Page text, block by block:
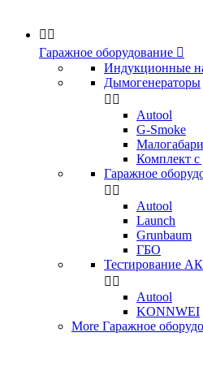
 
Гаражное оборудование 
Индукционные
Дымогенераторы
 
Аutool
G-Smoke
Комплект
Гаражное
 
Autool
Launch
Grunbaum
ГБО
Тестирование
 
Autool
KONNWEI
More Гаражное